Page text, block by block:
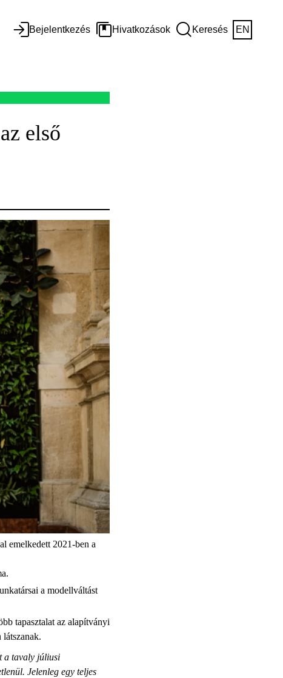
Bejelentkezés Hivatkozások Keresés EN
első
emelkedett 2021-ben a
a modellváltást
tapasztalat az alapítványi
a tavaly júliusi
Jelenleg egy teljes